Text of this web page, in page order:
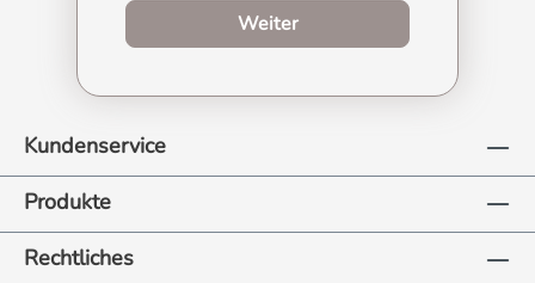
Weiterzum Produktberater
Kundenservice
Produkte
Rechtliches